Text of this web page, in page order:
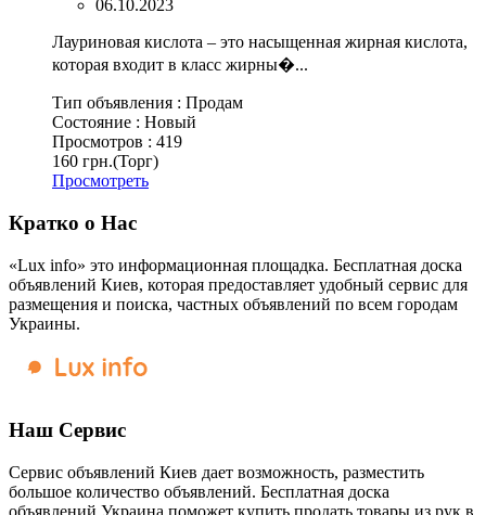
06.10.2023
Лауриновая кислота – это насыщенная жирная кислота,
которая входит в класс жирны�...
Тип объявления : Продам
Состояние : Новый
Просмотров : 419
160 грн.(Торг)
Просмотреть
Кратко о Нас
«Lux info» это информационная площадка. Бесплатная доска
объявлений Киев, которая предоставляет удобный сервис для
размещения и поиска, частных объявлений по всем городам
Украины.
Наш Сервис
Сервис объявлений Киев дает возможность, разместить
большое количество объявлений. Бесплатная доска